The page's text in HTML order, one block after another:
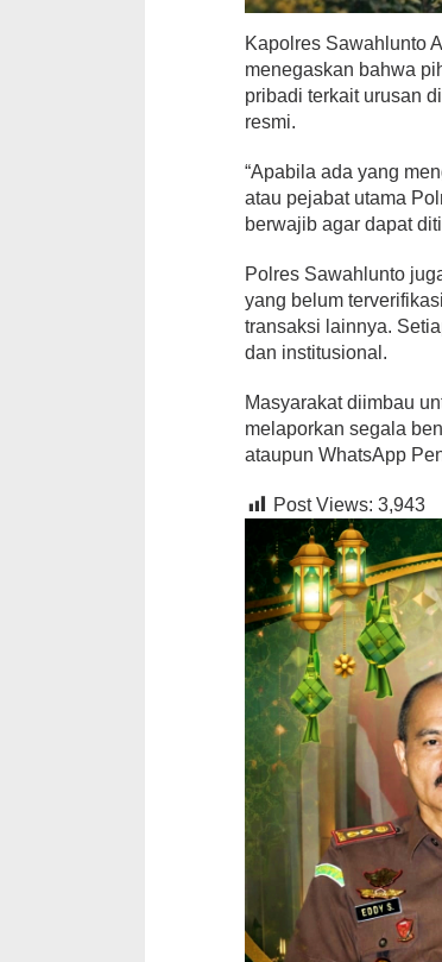
Kapolres Sawahlunto
menegaskan bahwa
pribadi terkait urusan
resmi.
“Apabila ada yang
atau pejabat utama
berwajib agar dapat
Polres Sawahlunto
yang belum
transaksi lainnya.
dan institusional.
Masyarakat diimbau
melaporkan segala
ataupun WhatsApp
Post Views: 3,943